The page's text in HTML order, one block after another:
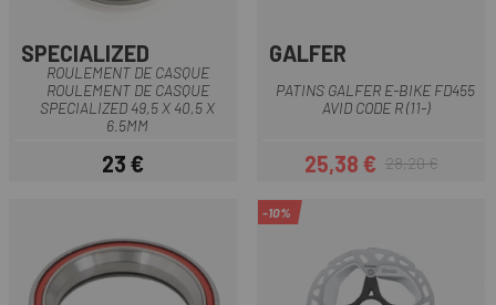
SPECIALIZED
ROULEMENT DE CASQUE
ROULEMENT DE CASQUE
SPECIALIZED 49,5 X 40,5 X
6.5MM
Prix
23 €
GALFER
PATINS GALFER E-BIKE FD455
AVID CODE R (11-)
Prix
25,38 €Prix habituel
28,20 €
-10%